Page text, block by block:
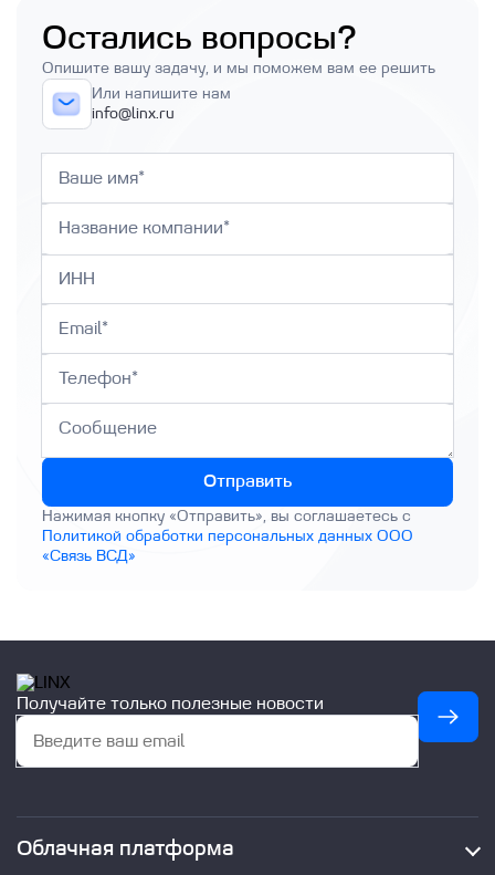
Остались вопросы?
Опишите вашу задачу, и мы поможем вам ее решить
Или напишите нам
info@linx.ru
Отправить
Нажимая кнопку «Отправить», вы соглашаетесь с
Политикой обработки персональных данных ООО
«Связь ВСД»
Получайте только полезные новости
Облачная платформа